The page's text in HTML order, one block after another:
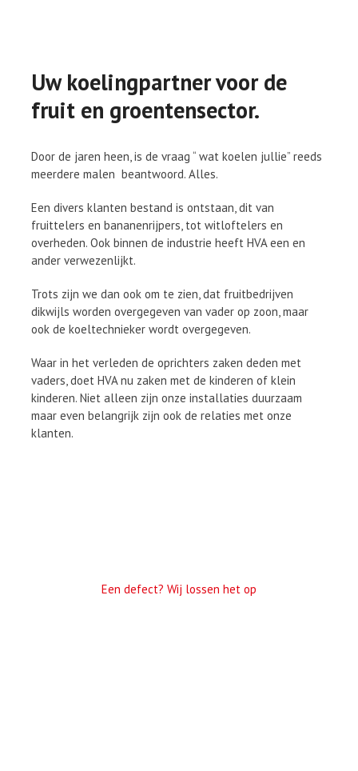
Uw koelingpartner voor de
fruit en groentensector.
Door de jaren heen, is de vraag “ wat koelen jullie” reeds
meerdere malen beantwoord. Alles.
Een divers klanten bestand is ontstaan, dit van
fruittelers en bananenrijpers, tot witloftelers en
overheden. Ook binnen de industrie heeft HVA een en
ander verwezenlijkt.
Trots zijn we dan ook om te zien, dat fruitbedrijven
dikwijls worden overgegeven van vader op zoon, maar
ook de koeltechnieker wordt overgegeven.
Waar in het verleden de oprichters zaken deden met
vaders, doet HVA nu zaken met de kinderen of klein
kinderen. Niet alleen zijn onze installaties duurzaam
maar even belangrijk zijn ook de relaties met onze
klanten.
Een defect? Wij lossen het op